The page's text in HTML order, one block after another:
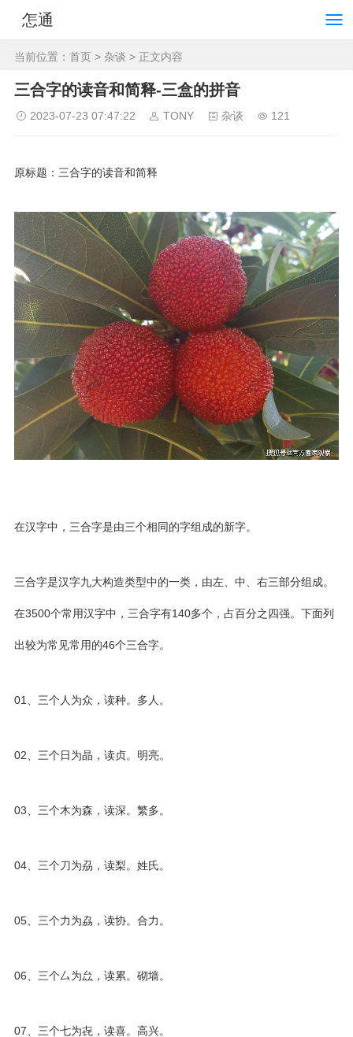
怎通
当前位置： 首页 > 杂谈 > 正文内容
三合字的读音和简释-三盒的拼音
2023-07-23 07:47:22 TONY 杂谈 121
原标题：三合字的读音和简释
在汉字中，三合字是由三个相同的字组成的新字。
三合字是汉字九大构造类型中的一类，由左、中、右三部分组成。
在3500个常用汉字中，三合字有140多个，占百分之四强。下面列
出较为常见常用的46个三合字。
01、三个人为众，读种。多人。
02、三个日为晶，读贞。明亮。
03、三个木为森，读深。繁多。
04、三个刀为刕，读梨。姓氏。
05、三个力为劦，读协。合力。
06、三个厶为厽，读累。砌墙。
07、三个七为㐂，读喜。高兴。